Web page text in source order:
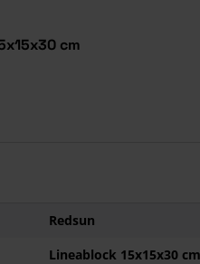
cm
Redsun
Lineablock 15x15x30 cm